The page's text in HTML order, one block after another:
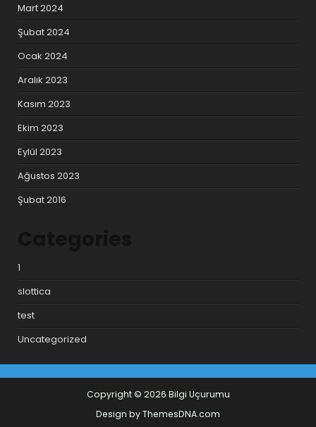
Mart 2024
Şubat 2024
Ocak 2024
Aralık 2023
Kasım 2023
Ekim 2023
Eylül 2023
Ağustos 2023
Şubat 2016
1
slottica
test
Uncategorized
Copyright © 2026 Bilgi Uçurumu
Design by ThemesDNA.com